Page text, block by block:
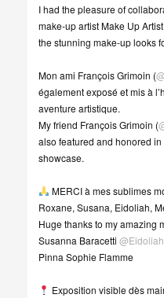
I had the pleasure of
make-up artist Make Up
the stunning make-up looks
Mon ami François Grimoin (
également exposé et mis à
aventure artistique.
My friend François Grimoin (
also featured and honored
showcase.
MERCI à mes sublimes
Roxane, Susana, Eidoliah,
Huge thanks to my amazing
Susanna Baracetti @Eidoliah
Pinna Sophie Flamme
Exposition visible dès